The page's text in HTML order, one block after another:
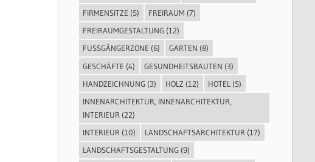
FIRMENSITZE (5) FREIRAUM (7)
FREIRAUMGESTALTUNG (12)
FUSSGÄNGERZONE
(6) GARTEN (8)
GESCHÄFTE (4) GESUNDHEITSBAUTEN (3)
HANDZEICHNUNG (3) HOLZ (12) HOTEL (5)
INNENARCHITEKTUR, INNENARCHITEKTUR,
INTERIEUR (22)
INTERIEUR (10) LANDSCHAFTSARCHITEKTUR (17)
LANDSCHAFTSGESTALTUNG (9)